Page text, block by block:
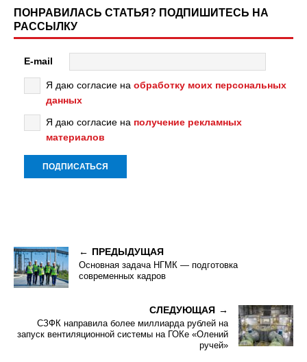
ПОНРАВИЛАСЬ СТАТЬЯ? ПОДПИШИТЕСЬ НА
РАССЫЛКУ
E-mail
Я даю согласие на обработку моих персональных
данных
Я даю согласие на получение рекламных
материалов
ПРЕДЫДУЩАЯ
Основная задача НГМК — подготовка
современных кадров
СЛЕДУЮЩАЯ
СЗФК направила более миллиарда рублей на
запуск вентиляционной системы на ГОКе «Олений
ручей»